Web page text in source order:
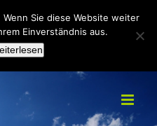
info@villa-salutis.de
Facebook
Sie diese Website weiter
Einverständnis aus.